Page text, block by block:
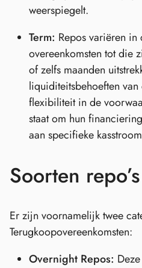
weerspiegelt.
Term: Repos variëren
overeenkomsten tot die
of zelfs maanden
liquiditeitsbehoeften
flexibiliteit in de
staat om hun
aan specifieke
Soorten repo’s
Er zijn voornamelijk twee
Terugkoopovereenkomsten:
Overnight Repos: